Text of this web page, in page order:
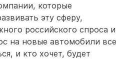
которые
эту сферу,
российского спроса и
на новые автомобили все
и кто хочет, будет